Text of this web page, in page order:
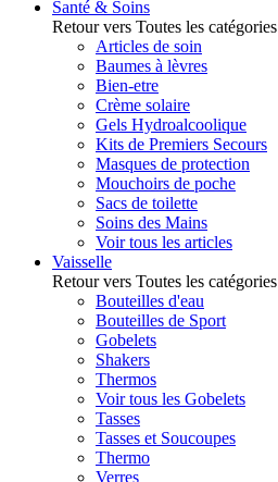
Santé & Soins
Retour vers Toutes les catégories
Articles de soin
Baumes à lèvres
Bien-etre
Crème solaire
Gels Hydroalcoolique
Kits de Premiers Secours
Masques de protection
Mouchoirs de poche
Sacs de toilette
Soins des Mains
Voir tous les articles
Vaisselle
Retour vers Toutes les catégories
Bouteilles d'eau
Bouteilles de Sport
Gobelets
Shakers
Thermos
Voir tous les Gobelets
Tasses
Tasses et Soucoupes
Thermo
Verres